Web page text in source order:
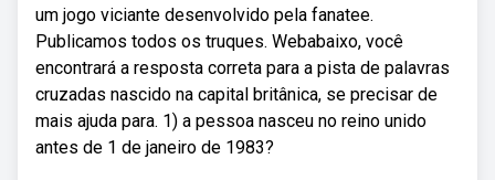
um jogo viciante desenvolvido pela fanatee.
Publicamos todos os truques. Webabaixo, você
encontrará a resposta correta para a pista de palavras
cruzadas nascido na capital britânica, se precisar de
mais ajuda para. 1) a pessoa nasceu no reino unido
antes de 1 de janeiro de 1983?